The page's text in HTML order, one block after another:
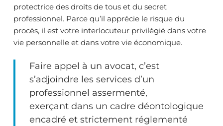
protectrice des droits de tous et du secret
professionnel. Parce qu’il apprécie le risque du
procès, il est votre interlocuteur privilégié dans votre
vie personnelle et dans votre vie économique.
Faire appel à un avocat, c’est
s’adjoindre les services d’un
professionnel assermenté,
exerçant dans un cadre déontologique
encadré et strictement réglementé